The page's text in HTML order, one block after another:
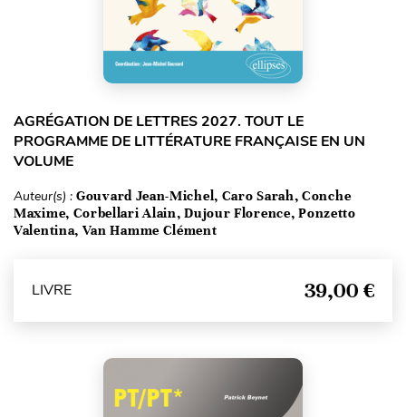
AGRÉGATION DE LETTRES 2027. TOUT LE
PROGRAMME DE LITTÉRATURE FRANÇAISE EN UN
VOLUME
Auteur(s) : Gouvard Jean-Michel, Caro Sarah, Conche
Maxime, Corbellari Alain, Dujour Florence, Ponzetto
Valentina, Van Hamme Clément
LIVRE 39,00 €